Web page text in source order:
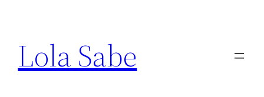
contenido
Lola Sabe